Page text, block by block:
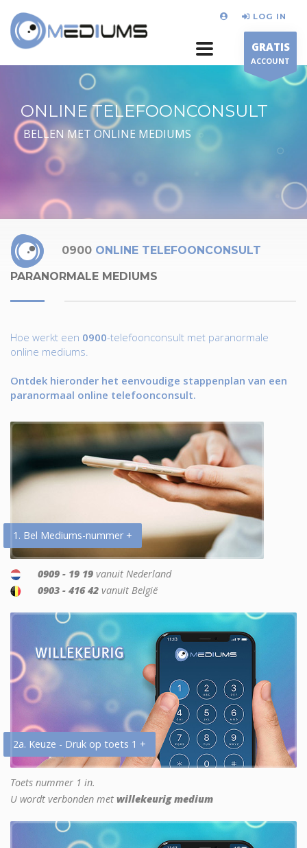
LOG IN
GRATIS
ACCOUNT
ONLINE TELEFOONCONSULT
BELLEN MET ONLINE MEDIUMS
0900 ONLINE TELEFOONCONSULT
PARANORMALE MEDIUMS
Hoe werkt een 0900-telefoonconsult met paranormale
online mediums.
Ontdek hieronder het eenvoudige stappenplan van een
paranormaal online telefoonconsult.
1. Bel Mediums-nummer +
0909 - 19 19 vanuit Nederland
0903 - 416 42 vanuit België
2a. Keuze - Druk op toets 1 +
Toets nummer 1 in.
U wordt verbonden met willekeurig medium